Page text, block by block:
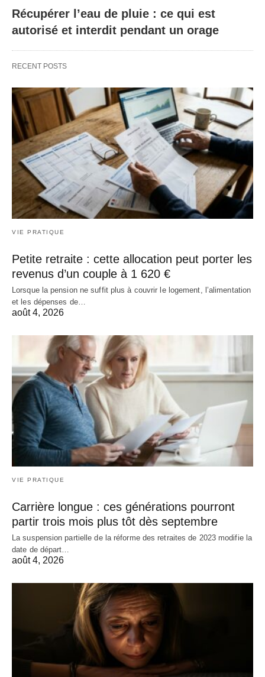
Récupérer l’eau de pluie : ce qui est
autorisé et interdit pendant un orage
RECENT POSTS
VIE PRATIQUE
Petite retraite : cette allocation peut porter les
revenus d’un couple à 1 620 €
Lorsque la pension ne suffit plus à couvrir le logement, l’alimentation
et les dépenses de…
août 4, 2026
VIE PRATIQUE
Carrière longue : ces générations pourront
partir trois mois plus tôt dès septembre
La suspension partielle de la réforme des retraites de 2023 modifie la
date de départ…
août 4, 2026